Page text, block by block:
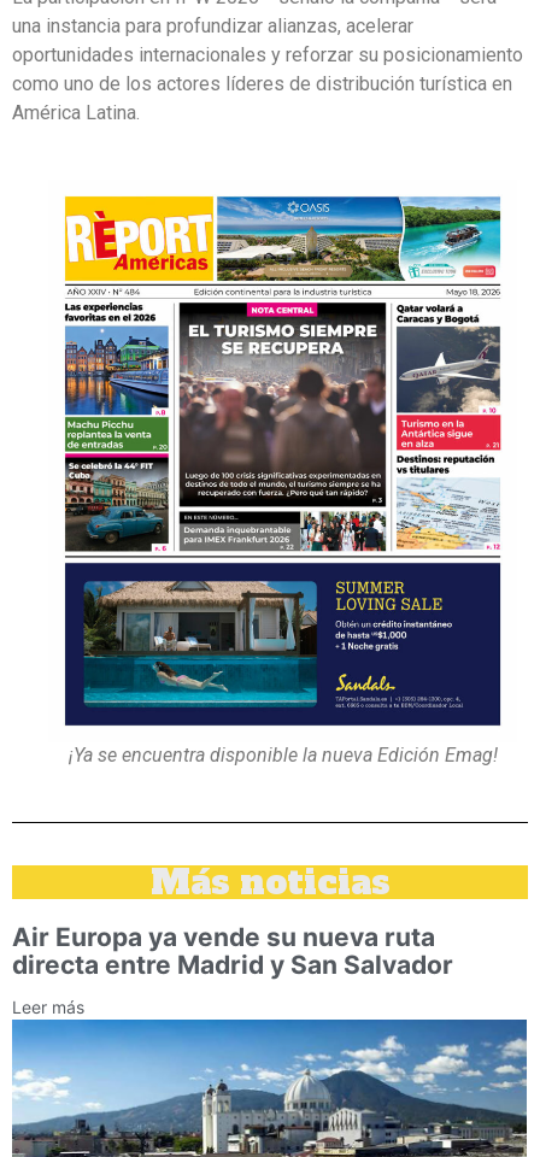
una instancia para profundizar alianzas, acelerar
oportunidades internacionales y reforzar su posicionamiento
como uno de los actores líderes de distribución turística en
América Latina.
¡Ya se encuentra disponible la nueva Edición Emag!
Más noticias
Air Europa ya vende su nueva ruta
directa entre Madrid y San Salvador
Leer más